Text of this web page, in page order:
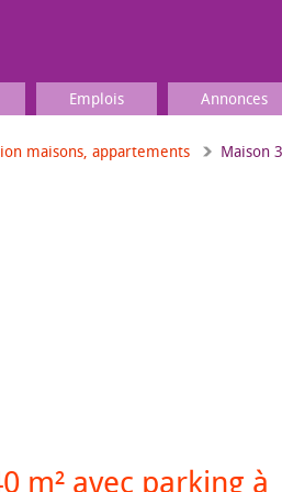
Emplois Annonces
maisons, appartements Maison
m² avec parking à